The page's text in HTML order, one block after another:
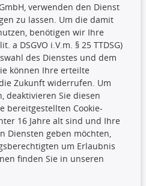
verwenden den Dienst
zu lassen. Um die damit
benötigen wir Ihre
a DSGVO i.V.m. § 25 TTDSG)
des Dienstes und dem
können Ihre erteilte
Zukunft widerrufen. Um
deaktivieren Sie diesen
bereitgestellten Cookie-
16 Jahre alt sind und Ihre
Diensten geben möchten,
um Erlaubnis
finden Sie in unseren